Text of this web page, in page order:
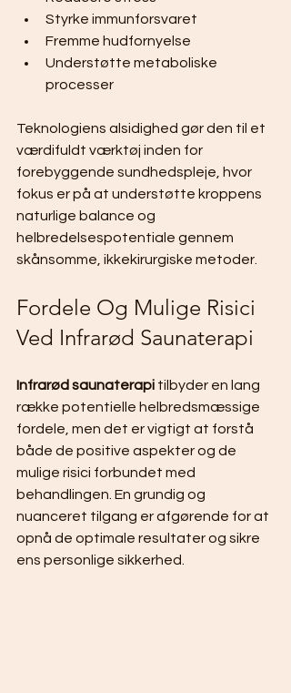
Styrke immunforsvaret
Fremme hudfornyelse
Understøtte metaboliske
processer
Teknologiens alsidighed gør den til et
værdifuldt værktøj inden for
forebyggende sundhedspleje, hvor
fokus er på at understøtte kroppens
naturlige balance og
helbredelsespotentiale gennem
skånsomme, ikkekirurgiske metoder.
Fordele Og Mulige Risici
Ved Infrarød Saunaterapi
Infrarød saunaterapi tilbyder en lang
række potentielle helbredsmæssige
fordele, men det er vigtigt at forstå
både de positive aspekter og de
mulige risici forbundet med
behandlingen. En grundig og
nuanceret tilgang er afgørende for at
opnå de optimale resultater og sikre
ens personlige sikkerhed.